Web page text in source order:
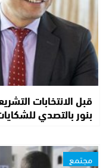
قبل الانتخابات
بنور بالتصدي
مجتمع